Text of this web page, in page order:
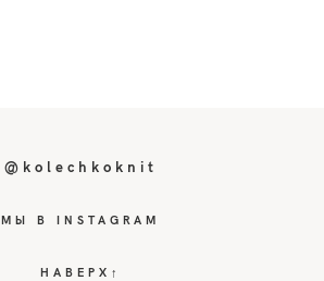
@kolechkoknit
МЫ В INSTAGRAM
НАВЕРХ↑